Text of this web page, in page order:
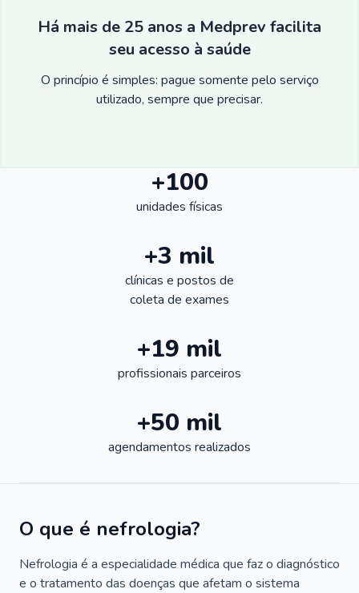
Há mais de 25 anos a Medprev facilita
seu acesso à saúde
O princípio é simples: pague somente pelo serviço
utilizado, sempre que precisar.
+100
unidades físicas
+3 mil
clínicas e postos de
coleta de exames
+19 mil
profissionais parceiros
+50 mil
agendamentos realizados
O que é nefrologia?
Nefrologia é a especialidade médica que faz o diagnóstico
e o tratamento das doenças que afetam o sistema